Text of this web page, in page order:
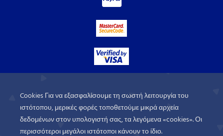
Cookies Για να εξασφαλίσουμε τη σωστή λειτουργία του
ιστότοπου, μερικές φορές τοποθετούμε μικρά αρχεία
δεδομένων στον υπολογιστή σας, τα λεγόμενα «cookies». Οι
περισσότεροι μεγάλοι ιστότοποι κάνουν το ίδιο.